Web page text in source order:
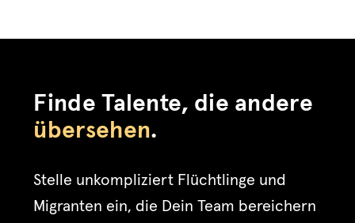
Finde Talente, die andere
übersehen.
Stelle unkompliziert Flüchtlinge und
Migranten ein, die Dein Team bereichern